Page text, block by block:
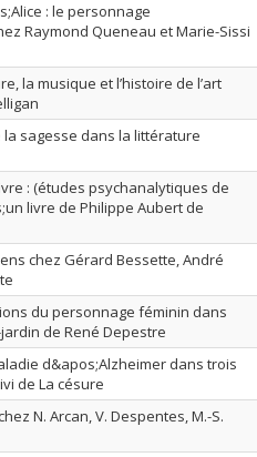
: le personnage
Raymond Queneau et Marie-Sissi
la musique et l’histoire de l’art
sagesse dans la littérature
: (études psychanalytiques de
livre de Philippe Aubert de
chez Gérard Bessette, André
du personnage féminin dans
de René Depestre
d&apos;Alzheimer dans trois
de La césure
N. Arcan, V. Despentes, M.-S.